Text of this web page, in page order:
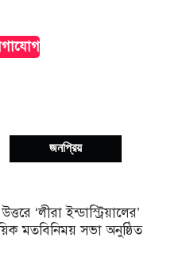
জনপ্রিয়
‘লীরা ইন্ডাস্ট্রিয়ালের’
মতবিনিময় সভা অনুষ্ঠিত